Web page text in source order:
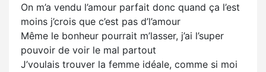
On m’a vendu l’amour parfait donc quand ça l’est
moins j’crois que c’est pas d’l’amour
Même le bonheur pourrait m’lasser, j’ai l’super
pouvoir de voir le mal partout
J’voulais trouver la femme idéale, comme si moi